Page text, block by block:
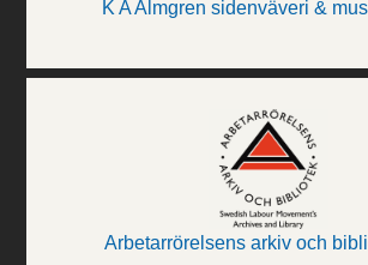
K A Almgren sidenväveri &
Arbetarrörelsens arkiv och